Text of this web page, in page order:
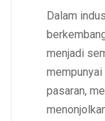
Dalam
menjadi
pasaran,